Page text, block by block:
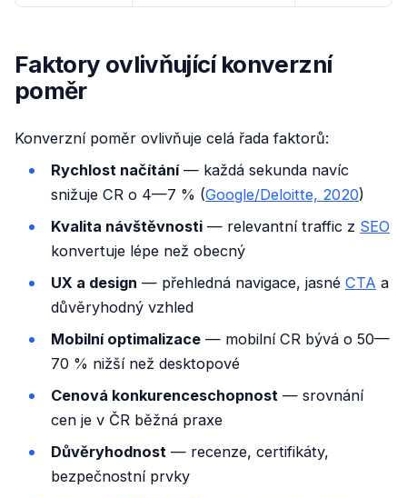
Faktory ovlivňující konverzní
poměr
Konverzní poměr ovlivňuje celá řada faktorů:
Rychlost načítání— každá sekunda navíc
snižuje CR o 4—7 % (Google/Deloitte, 2020)
Kvalita návštěvnosti — relevantní traffic z SEO
konvertuje lépe než obecný
UX a design — přehledná navigace, jasné CTA a
důvěryhodný vzhled
Mobilní optimalizace — mobilní CR bývá o 50—
70 % nižší než desktopové
Cenová konkurenceschopnost — srovnání
cen je v ČR běžná praxe
Důvěryhodnost — recenze, certifikáty,
bezpečnostní prvky